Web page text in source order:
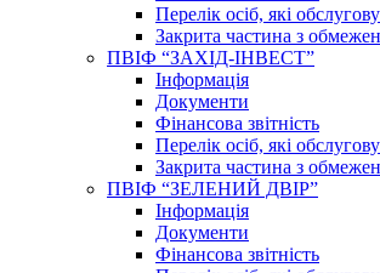
Перелік осіб, які
Закрита частина з
ПВІФ “ЗАХІД-ІНВЕСТ”
Інформація
Документи
Фінансова звітність
Перелік осіб, які
Закрита частина з
ПВІФ “ЗЕЛЕНИЙ ДВІР”
Інформація
Документи
Фінансова звітність